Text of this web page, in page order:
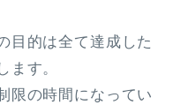
目的は全て達成した
ます。
限の時間になってい